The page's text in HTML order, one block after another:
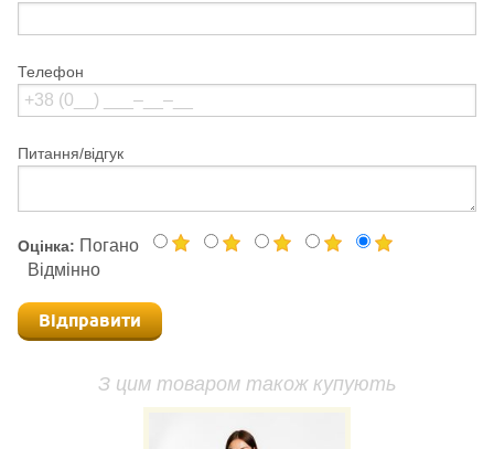
Телефон
Питання/відгук
Оцінка: Погано
Відмінно
Відправити
З цим товаром також купують